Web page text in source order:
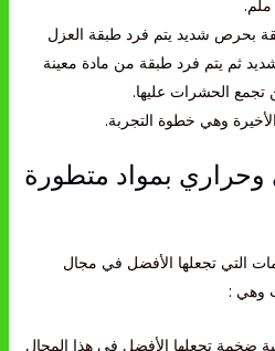
بحرص شديد يتم فرد طبقة العزل
ثم يتم فرد طبقة من مادة معينة
تجمع الحشرات عليها.
وهي خطوة التجربة.
بمواد متطورة
التي تجعلها الأفضل في مجال
وهي :
ضخمة تجعلها الأفضل في هذا المجال